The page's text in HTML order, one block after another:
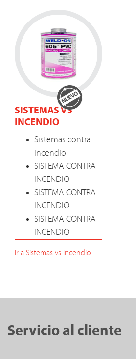
SISTEMAS VS
INCENDIO
Sistemas contra
Incendio
SISTEMA CONTRA
INCENDIO
SISTEMA CONTRA
INCENDIO
SISTEMA CONTRA
INCENDIO
Ir a Sistemas vs Incendio
Servicio al cliente